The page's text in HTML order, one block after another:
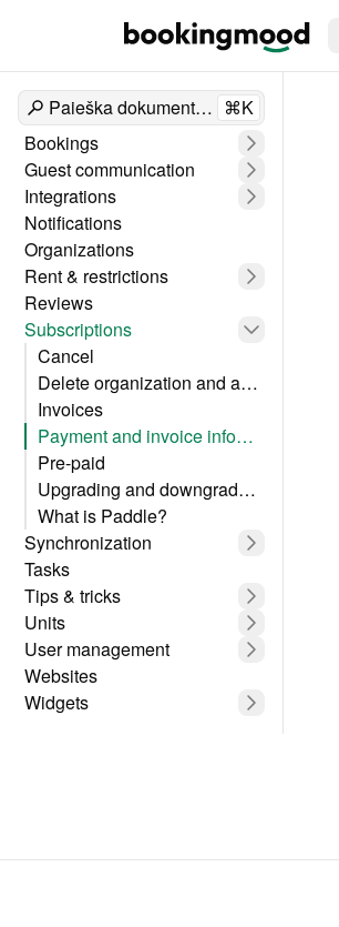
Paieška dokumentuose⌘K
Bookings
Guest communication
Integrations
Notifications
Organizations
Rent & restrictions
Reviews
Subscriptions
Cancel
Delete organization and account
Invoices
Payment and invoice information
Pre-paid
Upgrading and downgrading
What is Paddle?
Synchronization
Tasks
Tips & tricks
Units
User management
Websites
Widgets